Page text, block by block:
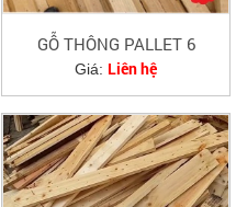
GỖ THÔNG PALLET 6
Giá: Liên hệ